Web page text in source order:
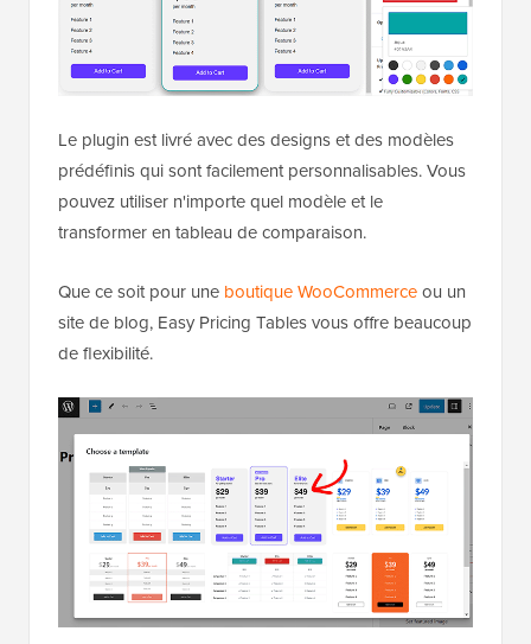
Le plugin est livré avec des designs et des modèles
prédéfinis qui sont facilement personnalisables. Vous
pouvez utiliser n'importe quel modèle et le
transformer en tableau de comparaison.
Que ce soit pour une boutique WooCommerceou un
site de blog, Easy Pricing Tables vous offre beaucoup
de flexibilité.